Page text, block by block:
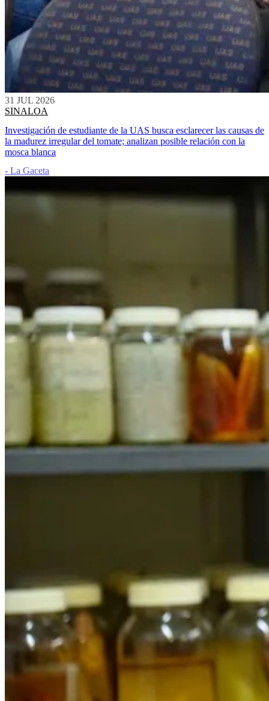
31 JUL 2026
SINALOA
Investigación de estudiante de la UAS busca esclarecer las causas de
la madurez irregular del tomate; analizan posible relación con la
mosca blanca
- La Gaceta